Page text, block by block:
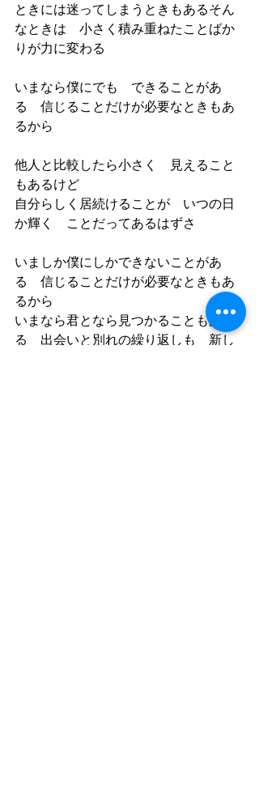
ときには迷ってしまうときもあるそん
なときは　小さく積み重ねたことばか
りが力に変わる
いまなら僕にでも　できることがあ
る　信じることだけが必要なときもあ
るから
他人と比較したら小さく　見えること
もあるけど
自分らしく居続けることが　いつの日
か輝く　ことだってあるはずさ
いましか僕にしかできないことがあ
る　信じることだけが必要なときもあ
るから
いまなら君となら見つかることもあ
る　出会いと別れの繰り返しも　新し